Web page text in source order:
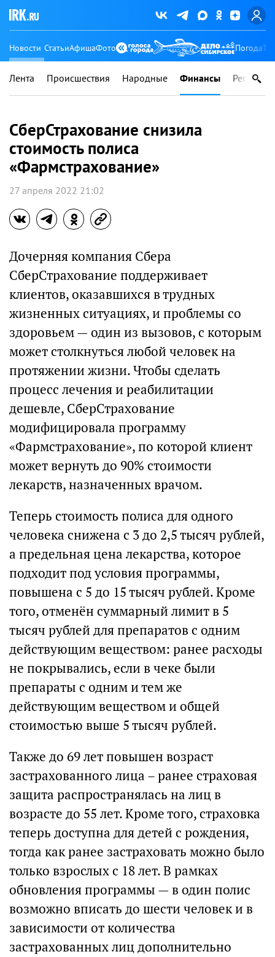
Новости СтатьиАфишаФото Погода
Лента Происшествия Народные Финансы Регионы
СберСтрахование снизила
стоимость полиса
«Фармстрахование»
27 апреля 2022 21:02
Дочерняя компания Сбера
СберСтрахование поддерживает
клиентов, оказавшихся в трудных
жизненных ситуациях, и проблемы со
здоровьем — один из вызовов, с которым
может столкнуться любой человек на
протяжении жизни. Чтобы сделать
процесс лечения и реабилитации
дешевле, СберСтрахование
модифицировала программу
«Фармстрахование», по которой клиент
может вернуть до 90% стоимости
лекарств, назначенных врачом.
Теперь стоимость полиса для одного
человека снижена с 3 до 2,5 тысяч рублей,
а предельная цена лекарства, которое
подходит под условия программы,
повышена с 5 до 15 тысяч рублей. Кроме
того, отменён суммарный лимит в 5
тысяч рублей для препаратов с одним
действующим веществом: ранее расходы
не покрывались, если в чеке были
препараты с одним и тем же
действующим веществом и общей
стоимостью выше 5 тысяч рублей.
Также до 69 лет повышен возраст
застрахованного лица – ранее страховая
защита распространялась на лиц в
возрасте до 55 лет. Кроме того, страховка
теперь доступна для детей с рождения,
тогда как ранее застраховать можно было
только взрослых с 18 лет. В рамках
обновления программы — в один полис
возможно вписать до шести человек и в
зависимости от количества
застрахованных лиц дополнительно